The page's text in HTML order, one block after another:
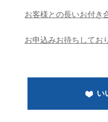
お客様との長いお付き
お申込みお待ちしてお
い